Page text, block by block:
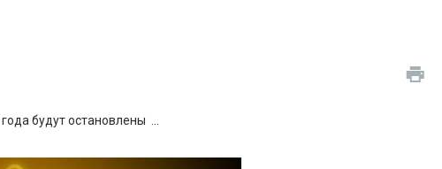
будут остановлены ...